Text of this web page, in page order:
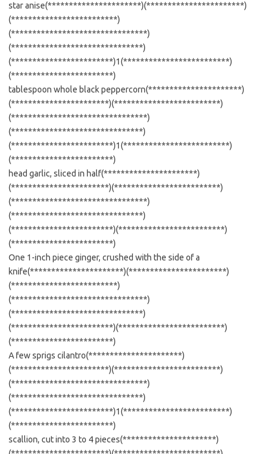
star anise(**********************)(***********************)
(*************************)
(********************************)
(*******************************)
(************************)1(*************************)
(************************)
tablespoon whole black peppercorn(**********************)
(***********************)(*************************)
(********************************)
(*******************************)
(************************)1(*************************)
(************************)
head garlic, sliced in half(**********************)
(***********************)(*************************)
(********************************)
(*******************************)
(************************)(*************************)
(************************)
One 1-inch piece ginger, crushed with the side of a
knife(**********************)(***********************)
(*************************)
(********************************)
(*******************************)
(************************)(*************************)
(************************)
A few sprigs cilantro(**********************)
(***********************)(*************************)
(********************************)
(*******************************)
(************************)1(*************************)
(************************)
scallion, cut into 3 to 4 pieces(**********************)